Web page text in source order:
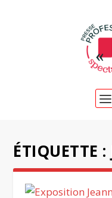
ÉTIQUETTE :